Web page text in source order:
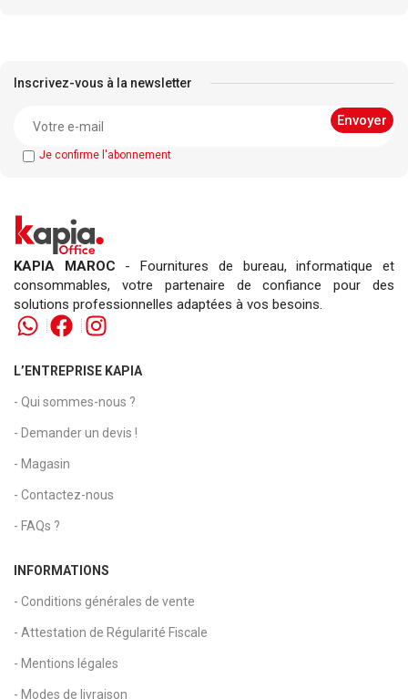
Inscrivez-vous à la newsletter
Je confirme l'abonnement
KAPIA MAROC - Fournitures de bureau, informatique et
consommables, votre partenaire de confiance pour des
solutions professionnelles adaptées à vos besoins.
L’ENTREPRISE KAPIA
- Qui sommes-nous ?
- Demander un devis !
- Magasin
- Contactez-nous
- FAQs ?
INFORMATIONS
- Conditions générales de vente
- Attestation de Régularité Fiscale
- Mentions légales
- Modes de livraison